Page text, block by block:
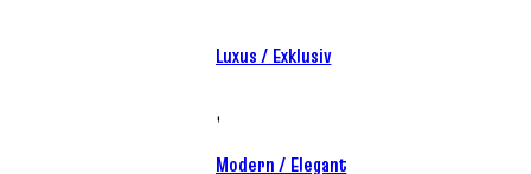
Luxus / Exklusiv
,
Modern / Elegant